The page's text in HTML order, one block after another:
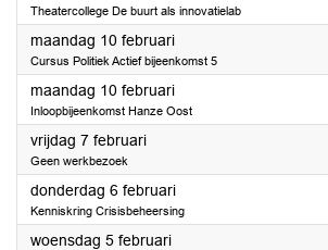
Theatercollege De buurt als innovatielab
maandag 10 februari2025
Cursus Politiek Actief bijeenkomst 5
maandag 10 februari2025
Inloopbijeenkomst Hanze Oost
vrijdag 7 februari2025
Geen werkbezoek
donderdag 6 februari2025
Kenniskring Crisisbeheersing
woensdag 5 februari2025